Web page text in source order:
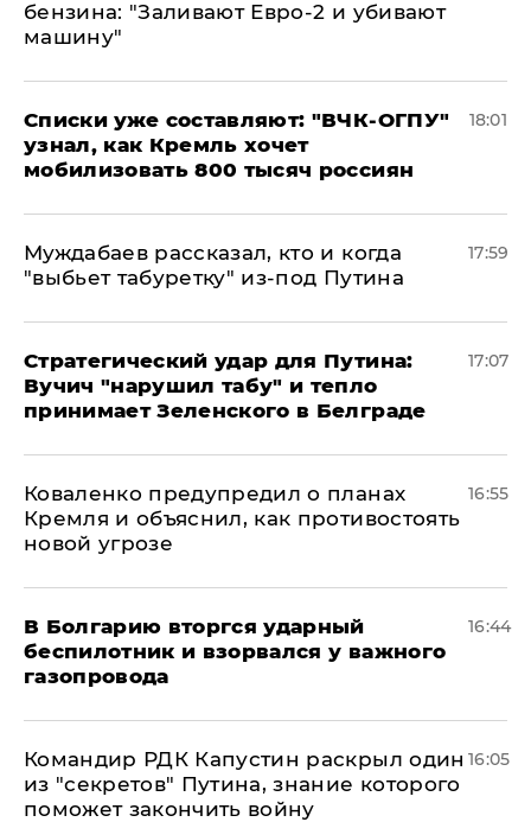
бензина: "Заливают Евро-2 и убивают
машину"
Списки уже составляют: "ВЧК-ОГПУ"
узнал, как Кремль хочет
мобилизовать 800 тысяч россиян
18:01
Муждабаев рассказал, кто и когда
"выбьет табуретку" из-под Путина
17:59
Стратегический удар для Путина:
Вучич "нарушил табу" и тепло
принимает Зеленского в Белграде
17:07
Коваленко предупредил о планах
Кремля и объяснил, как противостоять
новой угрозе
16:55
В Болгарию вторгся ударный
беспилотник и взорвался у важного
газопровода
16:44
Командир РДК Капустин раскрыл один
из "секретов" Путина, знание которого
поможет закончить войну
16:05